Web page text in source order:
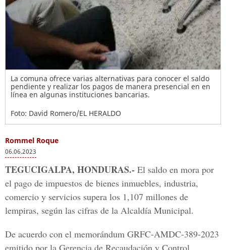
La comuna ofrece varias alternativas para conocer el saldo
pendiente y realizar los pagos de manera presencial en en
línea en algunas instituciones bancarias.
Foto: David Romero/EL HERALDO
Rommel Roque
06.06.2023
TEGUCIGALPA, HONDURAS.- El saldo en mora por
el pago de impuestos de bienes inmuebles, industria,
comercio y servicios supera los 1,107 millones de
lempiras, según las cifras de la Alcaldía Municipal.
De acuerdo con el memorándum GRFC-AMDC-389-2023
emitido por la Gerencia de Recaudación y Control